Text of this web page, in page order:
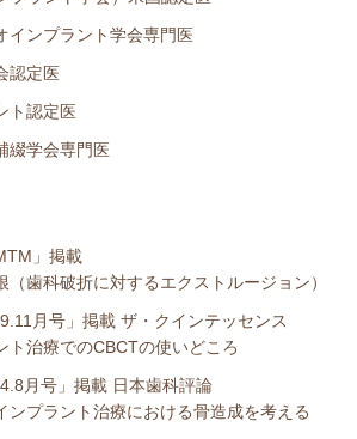
インプラント学会専門医
認定医
ト認定医
綴学会専門医
」掲載
（歯科破折に対するエクストルージョン）
月号」掲載 ザ・クインテッセンス
ト治療でのCBCTの使いどころ
月号」掲載 日本歯科評論
ンプラント治療における骨造成を考える